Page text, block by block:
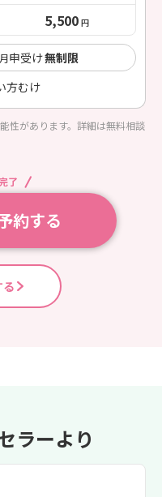
5,500 円
申受け無制限
方むけ
性があります。詳細は無料相談
了
約する
ラーより